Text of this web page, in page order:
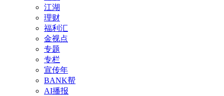
江湖
理财
福利汇
金视点
专题
专栏
宣传年
BANK帮
AI播报